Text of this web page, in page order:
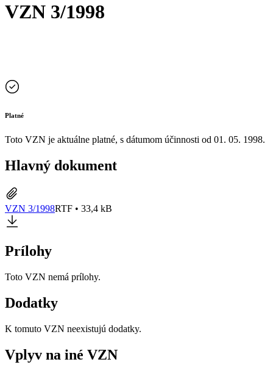
VZN 3/1998
Platné
Toto VZN je aktuálne platné, s dátumom účinnosti od 01. 05. 1998.
Hlavný dokument
VZN 3/1998RTF • 33,4 kB
Prílohy
Toto VZN nemá prílohy.
Dodatky
K tomuto VZN neexistujú dodatky.
Vplyv na iné VZN